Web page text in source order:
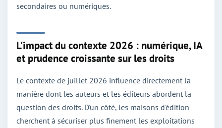
secondaires ou numériques.
L'impact du contexte 2026 : numérique, IA
et prudence croissante sur les droits
Le contexte de juillet 2026 influence directement la
manière dont les auteurs et les éditeurs abordent la
question des droits. D'un côté, les maisons d'édition
cherchent à sécuriser plus finement les exploitations